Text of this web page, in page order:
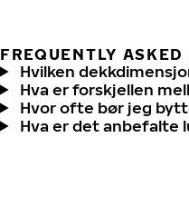
FREQUENTLY
Hvilken
Hva er forskjellen
Hvor ofte bør jeg
Hva er det anbefalte